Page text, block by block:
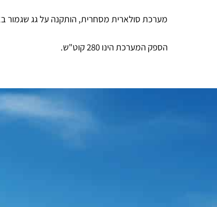
מערכת סולארית מסחרית, הותקנה על גג שגמור
הספק המערכת הינו 280 קוט"ש.